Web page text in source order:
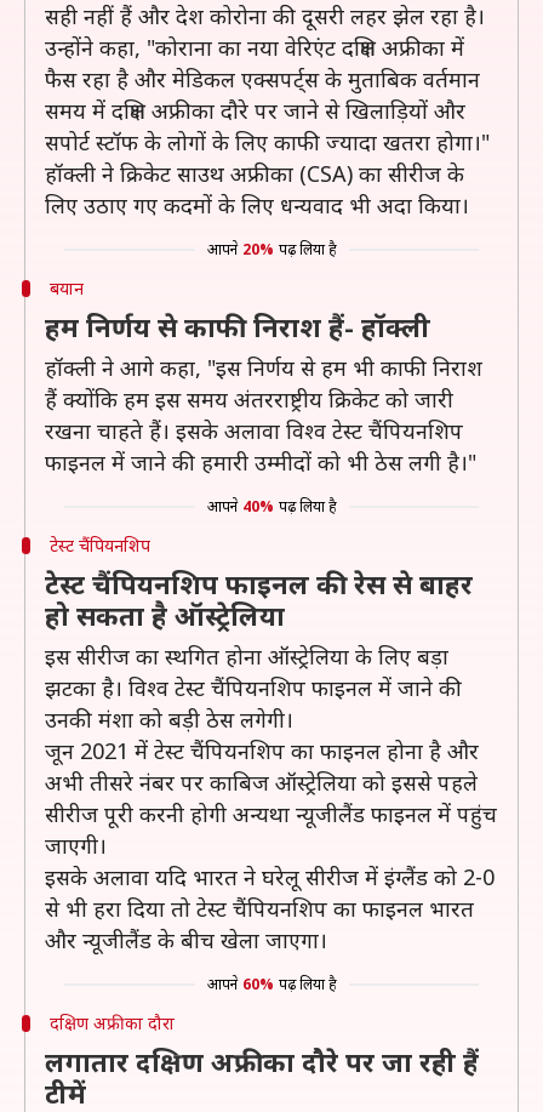
सही नहीं हैं और देश कोरोना की दूसरी लहर झेल रहा है।
उन्होंने कहा, "कोराना का नया वेरिएंट दक्षिण अफ्रीका में
फैस रहा है और मेडिकल एक्सपर्ट्स के मुताबिक वर्तमान
समय में दक्षिण अफ्रीका दौरे पर जाने से खिलाड़ियों और
सपोर्ट स्टॉफ के लोगों के लिए काफी ज्यादा खतरा होगा।"
हॉक्ली ने क्रिकेट साउथ अफ्रीका (CSA) का सीरीज के
लिए उठाए गए कदमों के लिए धन्यवाद भी अदा किया।
आपने 20% पढ़ लिया है
बयान
हम निर्णय से काफी निराश हैं- हॉक्ली
हॉक्ली ने आगे कहा, "इस निर्णय से हम भी काफी निराश
हैं क्योंकि हम इस समय अंतरराष्ट्रीय क्रिकेट को जारी
रखना चाहते हैं। इसके अलावा विश्व टेस्ट चैंपियनशिप
फाइनल में जाने की हमारी उम्मीदों को भी ठेस लगी है।"
आपने 40% पढ़ लिया है
टेस्ट चैंपियनशिप
टेस्ट चैंपियनशिप फाइनल की रेस से बाहर
हो सकता है ऑस्ट्रेलिया
इस सीरीज का स्थगित होना ऑस्ट्रेलिया के लिए बड़ा
झटका है। विश्व टेस्ट चैंपियनशिप फाइनल में जाने की
उनकी मंशा को बड़ी ठेस लगेगी।
जून 2021 में टेस्ट चैंपियनशिप का फाइनल होना है और
अभी तीसरे नंबर पर काबिज ऑस्ट्रेलिया को इससे पहले
सीरीज पूरी करनी होगी अन्यथा न्यूजीलैंड फाइनल में पहुंच
जाएगी।
इसके अलावा यदि भारत ने घरेलू सीरीज में इंग्लैंड को 2-0
से भी हरा दिया तो टेस्ट चैंपियनशिप का फाइनल भारत
और न्यूजीलैंड के बीच खेला जाएगा।
आपने 60% पढ़ लिया है
दक्षिण अफ्रीका दौरा
लगातार दक्षिण अफ्रीका दौरे पर जा रही हैं
टीमें